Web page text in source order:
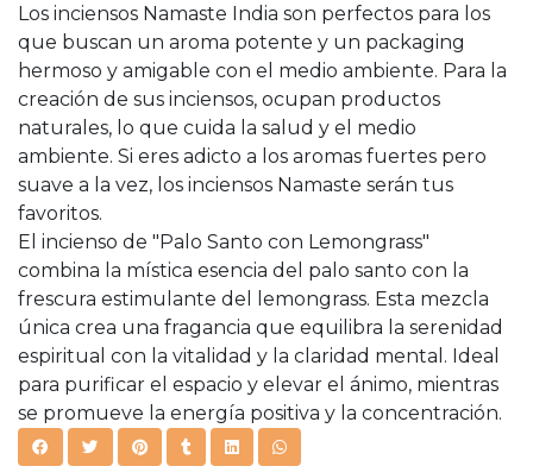
Los inciensos Namaste India son perfectos para los
que buscan un aroma potente y un packaging
hermoso y amigable con el medio ambiente. Para la
creación de sus inciensos, ocupan productos
naturales, lo que cuida la salud y el medio
ambiente. Si eres adicto a los aromas fuertes pero
suave a la vez, los inciensos Namaste serán tus
favoritos.
El incienso de "Palo Santo con Lemongrass"
combina la mística esencia del palo santo con la
frescura estimulante del lemongrass. Esta mezcla
única crea una fragancia que equilibra la serenidad
espiritual con la vitalidad y la claridad mental. Ideal
para purificar el espacio y elevar el ánimo, mientras
se promueve la energía positiva y la concentración.